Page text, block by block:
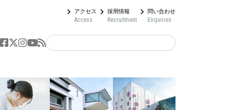
アクセス
Access
採用情報
Recruitment
問い合わせ
Enquiries